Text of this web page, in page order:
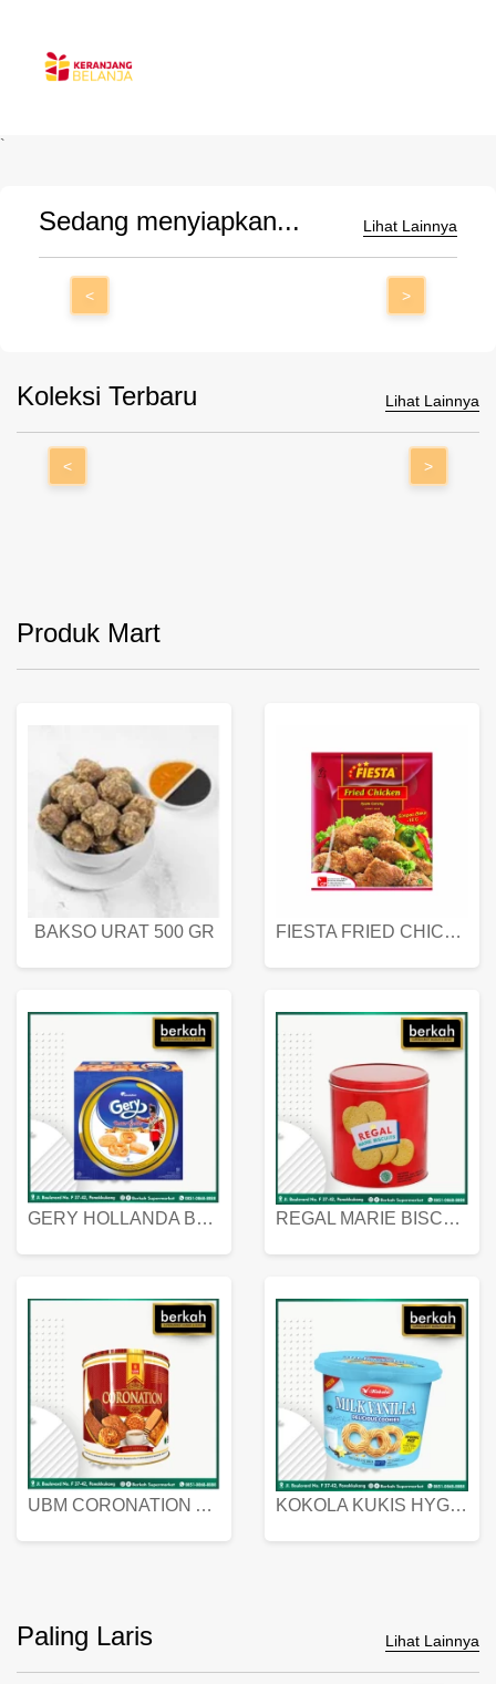
`
Sedang menyiapkan... Lihat Lainnya
< >
Koleksi Terbaru Lihat Lainnya
< >
Produk Mart
BAKSO URAT 500 GR FIESTA FRIED CHICKEN 500 GR
GERY HOLLANDA BUTTER COOKIES 450 GRAM REGAL MARIE BISCUIT KALENG 550 GRAM
UBM CORONATION ASSORTED BISKUIT KALENG 450 GRAM KOKOLA KUKIS HYGIENIC MILK VANILLA PACK 320 GR
Paling Laris Lihat Lainnya